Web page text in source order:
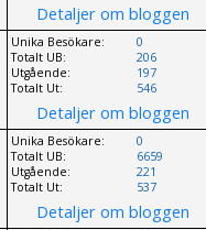
Detaljer om bloggen
Unika Besökare:
Totalt UB:
Utgående:
Totalt Ut:
0
206
197
546
Detaljer om bloggen
Unika Besökare:
Totalt UB:
Utgående:
Totalt Ut:
0
6659
221
537
Detaljer om bloggen